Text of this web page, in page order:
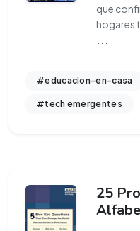
que
hogares
...
#educacion-en-casa
#tech emergentes
25